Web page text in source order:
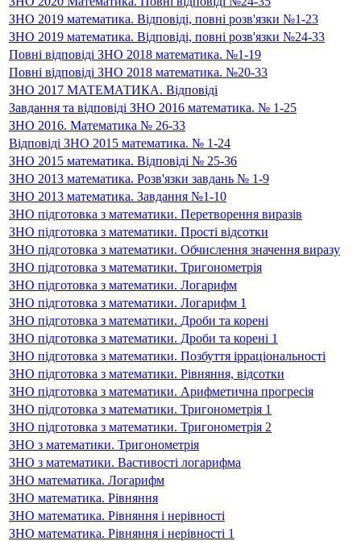
ЗНО 2019 математика. Відповіді, повні розв'язки №1-23
ЗНО 2019 математика. Відповіді, повні розв'язки №24-33
Повні відповіді ЗНО 2018 математика. №1-19
Повні відповіді ЗНО 2018 математика. №20-33
ЗНО 2017 МАТЕМАТИКА. Відповіді
Завдання та відповіді ЗНО 2016 математика. № 1-25
ЗНО 2016. Математика № 26-33
Відповіді ЗНО 2015 математика. № 1-24
ЗНО 2015 математика. Відповіді № 25-36
ЗНО 2013 математика. Розв'язки завдань № 1-9
ЗНО 2013 математика. Завдання №1-10
ЗНО підготовка з математики. Перетворення виразів
ЗНО підготовка з математики. Прості відсотки
ЗНО підготовка з математики. Обчислення значення виразу
ЗНО підготовка з математики. Тригонометрія
ЗНО підготовка з математики. Логарифм
ЗНО підготовка з математики. Логарифм 1
ЗНО підготовка з математики. Дроби та корені
ЗНО підготовка з математики. Дроби та корені 1
ЗНО підготовка з математики. Позбуття ірраціональності
ЗНО підготовка з математики. Рівняння, відсотки
ЗНО підготовка з математики. Арифметична прогресія
ЗНО підготовка з математики. Тригонометрія 1
ЗНО підготовка з математики. Тригонометрія 2
ЗНО з математики. Тригонометрія
ЗНО з математики. Вастивості логарифма
ЗНО математика. Логарифм
ЗНО математика. Рівняння
ЗНО математика. Рівняння і нерівності
ЗНО математика. Рівняння і нерівності 1